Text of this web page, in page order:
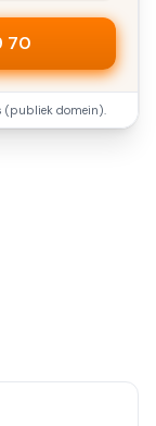
70
(publiek domein).